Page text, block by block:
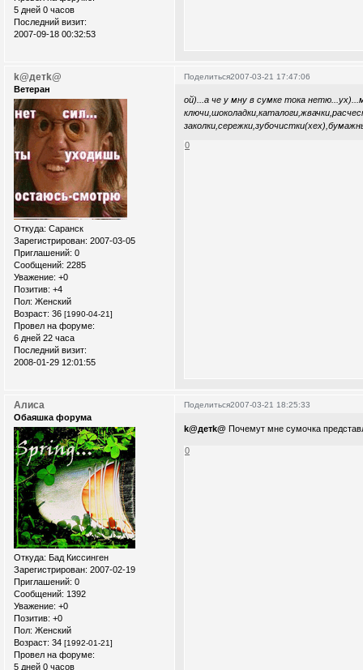
5 дней 0 часов
Последний визит:
2007-09-18 00:32:53
Поделиться2007-03-21 17:47:06
k@детk@
Ветеран
Откуда: Саранск
Зарегистрирован: 2007-03-05
Приглашений: 0
Сообщений: 2285
Уважение: +0
Позитив: +4
Пол: Женский
Возраст: 36 [1990-04-21]
Провел на форуме:
6 дней 22 часа
Последний визит:
2008-01-29 12:01:55
ой)...а че у мну в сумке тока
0
Поделиться2007-03-21 18:25:33
Алиса
Обаяшка форума
Откуда: Бад Киссинген
Зарегистрирован: 2007-02-19
Приглашений: 0
Сообщений: 1392
Уважение: +0
Позитив: +0
Пол: Женский
Возраст: 34 [1992-01-21]
Провел на форуме:
5 дней 0 часов
k@детk@Почемут мне сумочка
0